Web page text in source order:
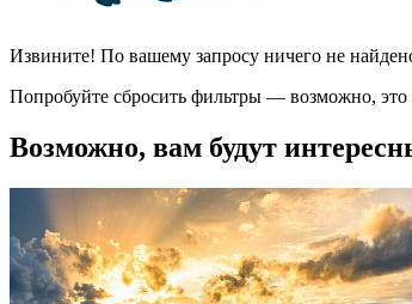
Извините! По вашему запросу ничего не
Попробуйте сбросить фильтры — возможно,
Возможно, вам будут